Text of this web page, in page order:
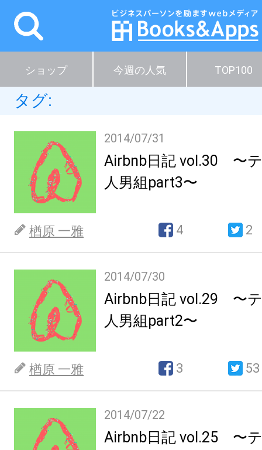
ショップ 今週の人気 TOP100
タグ:
2014/07/31
Airbnb日記 vol.30 〜
人男組part3〜
楢原 一雅 4 2
2014/07/30
Airbnb日記 vol.29 〜
人男組part2〜
楢原 一雅 3 53
2014/07/22
Airbnb日記 vol.25 〜